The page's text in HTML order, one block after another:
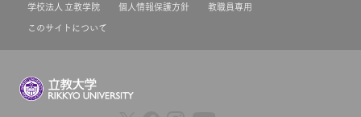
学校法人 立教学院
個人情報保護方針
教職員専用
このサイトについて